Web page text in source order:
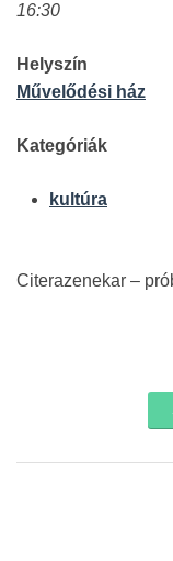
16:30
Helyszín
Művelődési ház
Kategóriák
kultúra
Citerazenekar –